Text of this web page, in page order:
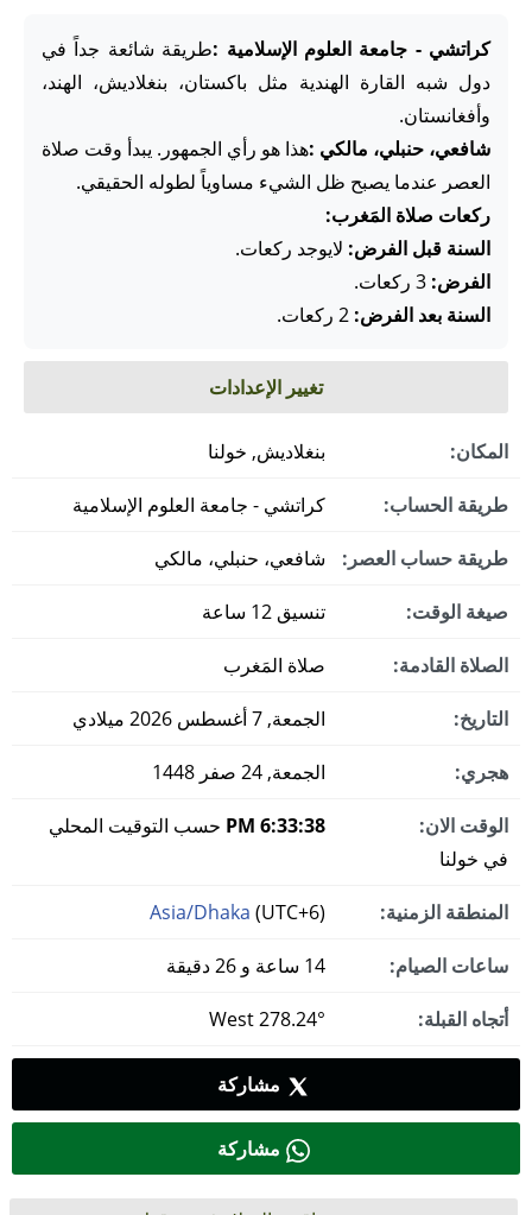
كراتشي - جامعة العلوم الإسلامية :طريقة شائعة جداً في
دول شبه القارة الهندية مثل باكستان، بنغلاديش، الهند،
وأفغانستان.
شافعي، حنبلي، مالكي :هذا هو رأي الجمهور. يبدأ وقت صلاة
العصر عندما يصبح ظل الشيء مساوياً لطوله الحقيقي.
ركعات صلاة المَغرب:
السنة قبل الفرض: لايوجد ركعات.
الفرض:
السنة بعد الفرض:
تغيير الإعدادات
المكان: بنغلاديش, خولنا
طريقة الحساب: كراتشي - جامعة العلوم الإسلامية
طريقة حساب العصر: شافعي، حنبلي، مالكي
صيغة الوقت: تنسيق 12 ساعة
الصلاة القادمة: صلاة المَغرب
التاريخ: الجمعة, 7 أغسطس 2026 ميلادي
هجري: الجمعة, 24 صفر 1448
الوقت الان: 6:33:39 PM
حسب التوقيت المحلي
في خولنا
المنطقة الزمنية: Asia/Dhaka (UTC+6)
ساعات الصيام:
أتجاه القبلة:
مشاركة
مشاركة